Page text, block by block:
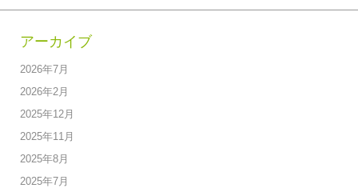
アーカイブ
2026年7月
2026年2月
2025年12月
2025年11月
2025年8月
2025年7月